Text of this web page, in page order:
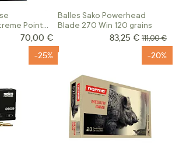
Point
270WIN
70,00 €
Balles Sako Powerhead
Blade 270 Win 120 grains
Prix Spécial
83,25 € Prix
111,00 €
-25% -20%